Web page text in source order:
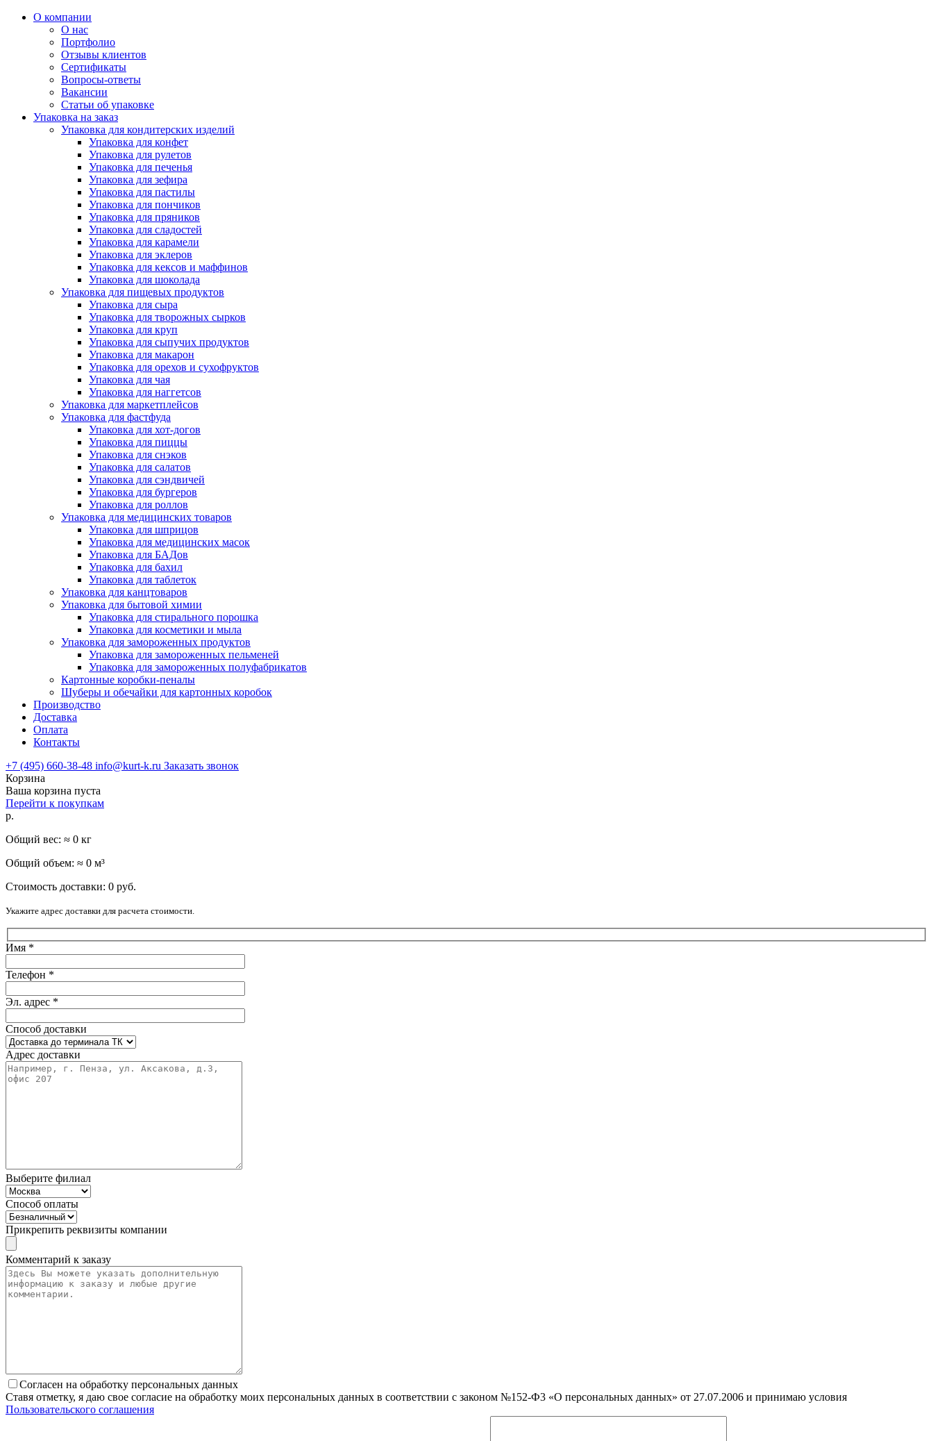
О компании
О нас
Портфолио
Отзывы клиентов
Сертификаты
Вопросы-ответы
Вакансии
Статьи об упаковке
Упаковка на заказ
Упаковка для кондитерских изделий
Упаковка для конфет
Упаковка для рулетов
Упаковка для печенья
Упаковка для зефира
Упаковка для пастилы
Упаковка для пончиков
Упаковка для пряников
Упаковка для сладостей
Упаковка для карамели
Упаковка для эклеров
Упаковка для кексов и маффинов
Упаковка для шоколада
Упаковка для пищевых продуктов
Упаковка для сыра
Упаковка для творожных сырков
Упаковка для круп
Упаковка для сыпучих продуктов
Упаковка для макарон
Упаковка для орехов и сухофруктов
Упаковка для чая
Упаковка для наггетсов
Упаковка для маркетплейсов
Упаковка для фастфуда
Упаковка для хот-догов
Упаковка для пиццы
Упаковка для снэков
Упаковка для салатов
Упаковка для сэндвичей
Упаковка для бургеров
Упаковка для роллов
Упаковка для медицинских товаров
Упаковка для шприцов
Упаковка для медицинских масок
Упаковка для БАДов
Упаковка для бахил
Упаковка для таблеток
Упаковка для канцтоваров
Упаковка для бытовой химии
Упаковка для стирального порошка
Упаковка для косметики и мыла
Упаковка для замороженных продуктов
Упаковка для замороженных пельменей
Упаковка для замороженных полуфабрикатов
Картонные коробки-пеналы
Шуберы и обечайки для картонных коробок
Производство
Доставка
Оплата
Контакты
+7 (495) 660-38-48 info@kurt-k.ru Заказать звонок
Корзина
Ваша корзина пуста
Перейти к покупкам
р.
Общий вес: ≈ 0 кг
Общий объем: ≈ 0 м³
Стоимость доставки: 0 руб.
Укажите адрес доставки для расчета стоимости.
Имя *
Телефон *
Эл. адрес *
Способ доставки
Адрес доставки
Выберите филиал
Способ оплаты
Прикрепить реквизиты компании
Комментарий к заказу
Согласен на обработку персональных данных
Ставя отметку, я даю свое согласие на обработку моих персональных данных в соответствии с законом №152-Ф3 «О персональных данных» от 27.07.2006 и принимаю условия
Пользовательского соглашения